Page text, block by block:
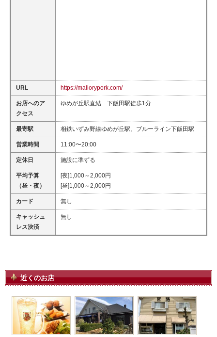
URL https://mallorypork.com/
お店へのア
クセス
ゆめが丘駅直結 下飯田駅徒歩1分
最寄駅 相鉄いずみ野線ゆめが丘駅、ブルーライン下飯田駅
営業時間 11:00〜20:00
定休日 施設に準ずる
平均予算
（昼・夜）
[夜]1,000～2,000円
[昼]1,000～2,000円
カード 無し
キャッシュ
レス決済
無し
近くのお店